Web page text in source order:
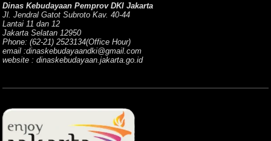
Dinas Kebudayaan Pemprov DKI Jakarta
Jl. Jendral Gatot Subroto Kav. 40-44
Lantai 11 dan 12
Jakarta Selatan 12950
Phone: (62-21) 2523134(Office Hour)
email :dinaskebudayaandki@gmail.com
website : dinaskebudayaan.jakarta.go.id